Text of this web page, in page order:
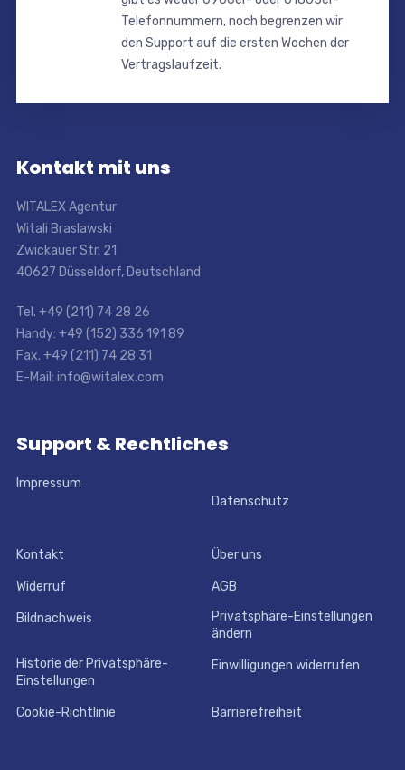
Telefonnummern, noch begrenzen wir
den Support auf die ersten Wochen der
Vertragslaufzeit.
Kontakt mit uns
WITALEX Agentur
Witali Braslawski
Zwickauer Str. 21
40627 Düsseldorf, Deutschland
Tel. +49 (211) 74 28 26
Handy: +49 (152) 336 191 89
Fax. +49 (211) 74 28 31
E-Mail: info@witalex.com
Support & Rechtliches
Impressum
Datenschutz
Kontakt Über uns
Widerruf AGB
Bildnachweis
Privatsphäre-Einstellungen
ändern
Historie der Privatsphäre-
Einstellungen
Einwilligungen widerrufen
Cookie-Richtlinie Barrierefreiheit